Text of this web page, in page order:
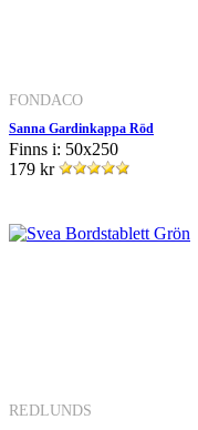
FONDACO
Sanna Gardinkappa Röd
Finns i: 50x250
179 kr
REDLUNDS